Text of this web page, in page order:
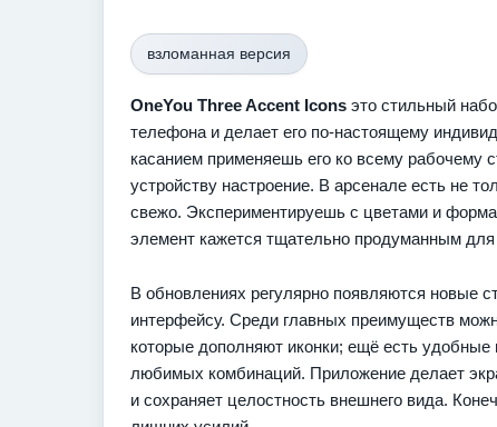
взломанная версия
OneYou Three Accent Icons это стильный
телефона и делает его по-настоящему
касанием применяешь его ко всему рабочему
устройству настроение. В арсенале есть не
свежо. Экспериментируешь с цветами и
элемент кажется тщательно продуманным для
В обновлениях регулярно появляются новые
интерфейсу. Среди главных преимуществ
которые дополняют иконки; ещё есть
любимых комбинаций. Приложение делает
и сохраняет целостность внешнего вида.